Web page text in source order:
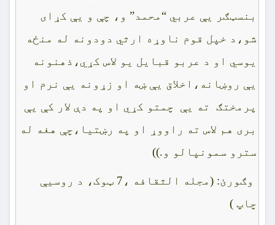
بنسټګر يې عربي “محمد” و، چې و يې کړاى
شو،د خپل قوم ناوړه ارثي دودونه له منځه
يوسي او د عربو قبايل يو لاس کړي،ذهنونه
يې روښانه،اخلاق يې ښه او زړونه يې نرم او
پرمختګ ته يې چمتو کړي او په دې لار کې يې
برى هم لاس ته راووړ او په رښتيا،چې هغه له
سترو سمونپالو و.))
وګورئ: (مجله الثقافه ،7 ټوک، د روسيې
چاپ )